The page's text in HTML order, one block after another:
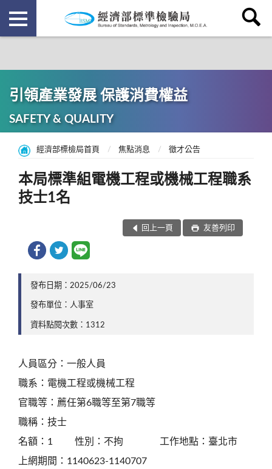
引領產業發展 保護消費權益
SAFETY & QUALITY
經濟部標檢局首頁 焦點消息 徵才公告
本局標準組電機工程或機械工程職系
技士1名
回上一頁 友善列印
發布日期：2025/06/23
發布單位：人事室
資料點閱次數：1312
人員區分：一般人員
職系：電機工程或機械工程
官職等：薦任第6職等至第7職等
職稱：技士
名額：1 性別：不拘 工作地點：臺北市
上網期間：1140623-1140707